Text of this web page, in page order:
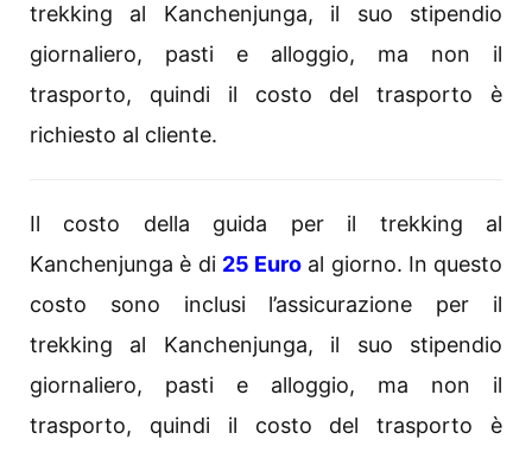
trekking al Kanchenjunga, il suo stipendio
giornaliero, pasti e alloggio, ma non il
trasporto, quindi il costo del trasporto è
richiesto al cliente.
Il costo della guida per il trekking al
Kanchenjunga è di 25 Euro al giorno. In questo
costo sono inclusi l’assicurazione per il
trekking al Kanchenjunga, il suo stipendio
giornaliero, pasti e alloggio, ma non il
trasporto, quindi il costo del trasporto è